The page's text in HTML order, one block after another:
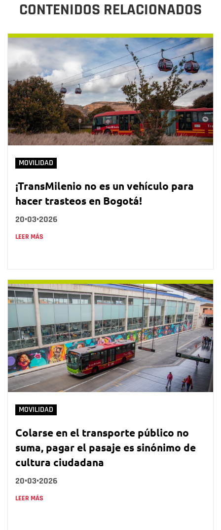
CONTENIDOS RELACIONADOS
MOVILIDAD
¡TransMilenio no es un vehículo para
hacer trasteos en Bogotá!
20•03•2026
LEER MÁS
MOVILIDAD
Colarse en el transporte público no
suma, pagar el pasaje es sinónimo de
cultura ciudadana
20•03•2026
LEER MÁS